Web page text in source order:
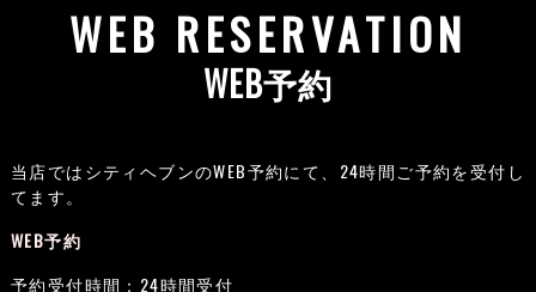
WEB RESERVATION
WEB予約
当店ではシティヘブンのWEB予約にて、24時間ご予約を受付し
てます。
WEB予約
予約受付時間：24時間受付